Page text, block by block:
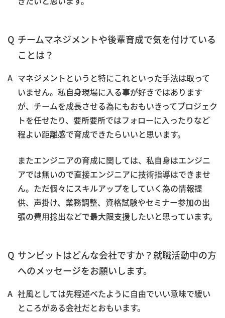
チームマネジメントや後輩育成で気を付けている
ことは？
マネジメントというと特にこれといった手法は取って
いません。私自身現場に入る事が好きではあります
が、チームを成長させる為にもおもいきってプロジェク
トを任せたり、要所要所ではフォローに入ったりなど
程よい距離感で育成できたらいいと思います。
またエンジニアの育成に関しては、私自身はエンジニ
アでは無いので直接エンジニアに技術指導はできませ
ん。ただ個々にスキルアップをしていく為の情報提
供、声掛け、業務調整、資格試験やセミナー参加の出
張の費用捻出などで最大限支援したいと思っています。
サンビットはどんな会社ですか？就職活動中の方
へのメッセージをお願いします。
社風としては先程述べたように自由でいい意味で緩い
ところがある会社だとおもいます。